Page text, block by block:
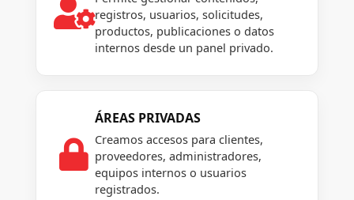
registros, usuarios, solicitudes,
productos, publicaciones o datos
internos desde un panel privado.

ÁREAS PRIVADAS
Creamos accesos para clientes,
proveedores, administradores,
equipos internos o usuarios
registrados.